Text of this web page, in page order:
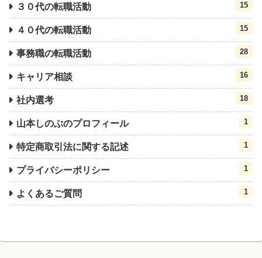
３０代の転職活動 15
４０代の転職活動 15
事務職の転職活動 28
キャリア相談 16
社内選考 18
山本しのぶのプロフィール 1
特定商取引法に関する記述 1
プライバシーポリシー 1
よくあるご質問 1